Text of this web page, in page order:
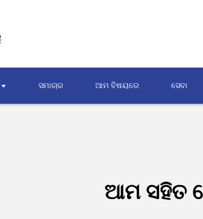
ସମାଚାର ଆମ ବିଷୟରେ ସେବା
ଆମ ସହିତ